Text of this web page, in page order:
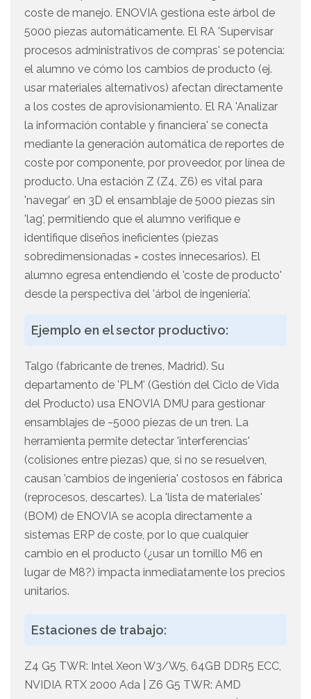
coste de manejo. ENOVIA gestiona este árbol de
5000 piezas automáticamente. El RA 'Supervisar
procesos administrativos de compras' se potencia:
el alumno ve cómo los cambios de producto (ej.
usar materiales alternativos) afectan directamente
a los costes de aprovisionamiento. El RA 'Analizar
la información contable y financiera' se conecta
mediante la generación automática de reportes de
coste por componente, por proveedor, por línea de
producto. Una estación Z (Z4, Z6) es vital para
'navegar' en 3D el ensamblaje de 5000 piezas sin
'lag', permitiendo que el alumno verifique e
identifique diseños ineficientes (piezas
sobredimensionadas = costes innecesarios). El
alumno egresa entendiendo el 'coste de producto'
desde la perspectiva del 'árbol de ingeniería'.
Ejemplo en el sector productivo:
Talgo (fabricante de trenes, Madrid). Su
departamento de 'PLM' (Gestión del Ciclo de Vida
del Producto) usa ENOVIA DMU para gestionar
ensamblajes de ~5000 piezas de un tren. La
herramienta permite detectar 'interferencias'
(colisiones entre piezas) que, si no se resuelven,
causan 'cambios de ingeniería' costosos en fábrica
(reprocesos, descartes). La 'lista de materiales'
(BOM) de ENOVIA se acopla directamente a
sistemas ERP de coste, por lo que cualquier
cambio en el producto (¿usar un tornillo M6 en
lugar de M8?) impacta inmediatamente los precios
unitarios.
Estaciones de trabajo:
Z4 G5 TWR: Intel Xeon W3/W5, 64GB DDR5 ECC,
NVIDIA RTX 2000 Ada | Z6 G5 TWR: AMD